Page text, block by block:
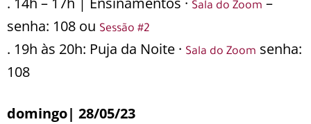
Sala do Zoom
senha: 108 ou Sessão #2
. 19h às 20h: Puja da Noite · Sala do Zoom senha:
108
domingo| 28/05/23